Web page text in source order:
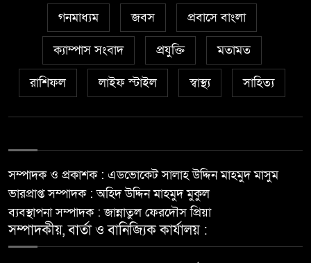
গনমাধ্যম জবস প্রবাসে বাংলা
ক্যাম্পাস সংবাদ প্রযুক্তি মতামত
রাশিফল লাইফ স্টাইল স্বাস্থ্য সাহিত্য
সম্পাদক ও প্রকাশক : এডভোকেট সালাহ উদ্দিন মাহমুদ মাসুম
ভারপ্রাপ্ত সম্পাদক : অহিদ উদ্দিন মাহমুদ মুকুল
ব্যবস্থাপনা সম্পাদক : জান্নাতুল ফেরদৌস প্রিয়া
সম্পাদকীয়, বার্তা ও বানিজ্যিক কার্যালয় :